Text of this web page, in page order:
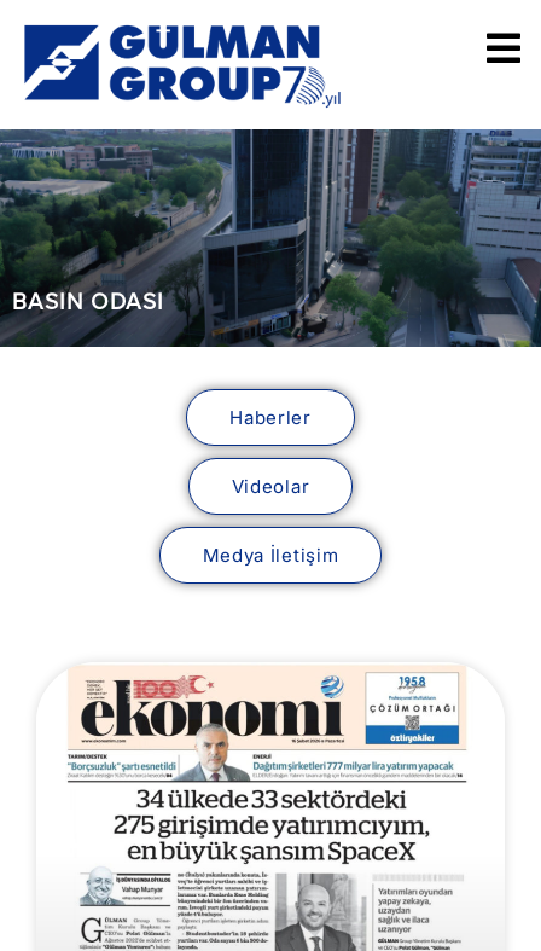
BASIN ODASI
Haberler
Videolar
Medya İletişim